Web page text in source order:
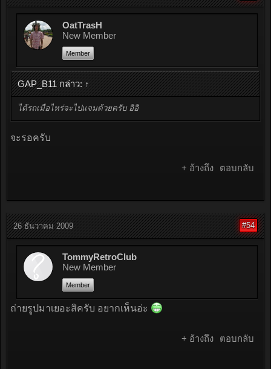
OatTrasH
New Member
Member
GAP_B11 กล่าว: ↑
ได้รถเมื่อไหร่จะไปแจมด้วยครับ อิอิ
จะรอครับ
+ อ้างถึง ตอบกลับ
26 ธันวาคม 2009 #54
TommyRetroClub
New Member
Member
ถ่ายรูปมาเยอะสิครับ อยากเห็นอ่ะ
+ อ้างถึง ตอบกลับ